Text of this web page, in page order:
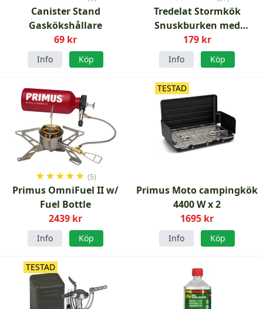
Canister Stand
Gaskökshållare
69 kr
Info Köp
Tredelat Stormkök
Snuskburken med
brännare Nyskick
179 kr
Info Köp
★★★★★ (5)
Primus OmniFuel II w/
Fuel Bottle
2439 kr
Info Köp
Primus Moto campingkök
4400 W x 2
1695 kr
TESTAD
Info Köp
TESTAD